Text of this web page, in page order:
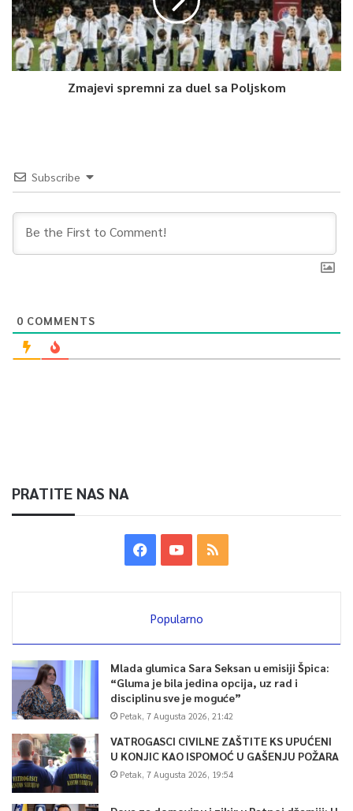
Zmajevi spremni za duel sa Poljskom
Subscribe
0 COMMENTS
PRATITE NAS NA
Popularno
Mlada glumica Sara Seksan u emisiji Špica:
“Gluma je bila jedina opcija, uz rad i
disciplinu sve je moguće”
Petak, 7 Augusta 2026, 21:42
VATROGASCI CIVILNE ZAŠTITE KS UPUĆENI
U KONJIC KAO ISPOMOĆ U GAŠENJU POŽARA
Petak, 7 Augusta 2026, 19:54